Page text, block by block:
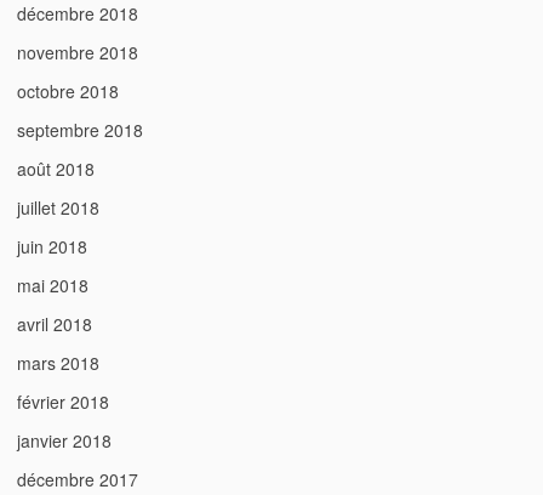
décembre 2018
novembre 2018
octobre 2018
septembre 2018
août 2018
juillet 2018
juin 2018
mai 2018
avril 2018
mars 2018
février 2018
janvier 2018
décembre 2017